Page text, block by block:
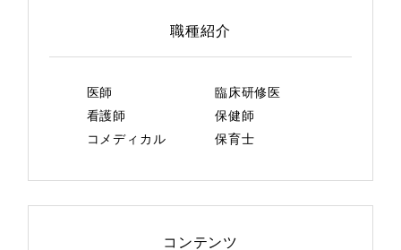
職種紹介
医師
臨床研修医
看護師
保健師
コメディカル
保育士
コンテンツ